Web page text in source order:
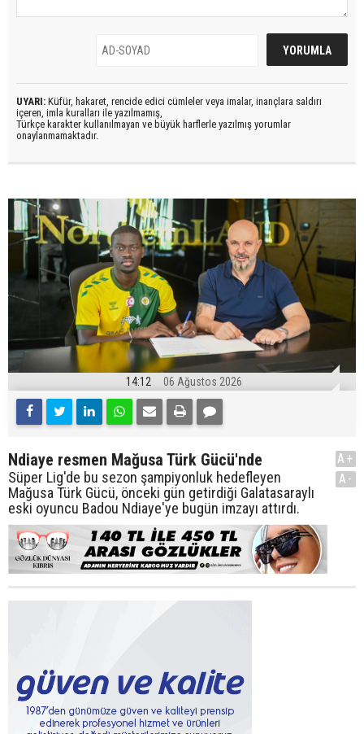
UYARI: Küfür, hakaret, rencide edici cümleler veya imalar, inançlara saldırı
içeren, imla kuralları ile yazılmamış,
Türkçe karakter kullanılmayan ve büyük harflerle yazılmış yorumlar
onaylanmamaktadır.
14:12 06 Ağustos 2026
Ndiaye resmen Mağusa Türk Gücü'nde
Süper Lig'de bu sezon şampiyonluk hedefleyen
Mağusa Türk Gücü, önceki gün getirdiği Galatasaraylı
eski oyuncu Badou Ndiaye'ye bugün imzayı attırdı.
A+
A-